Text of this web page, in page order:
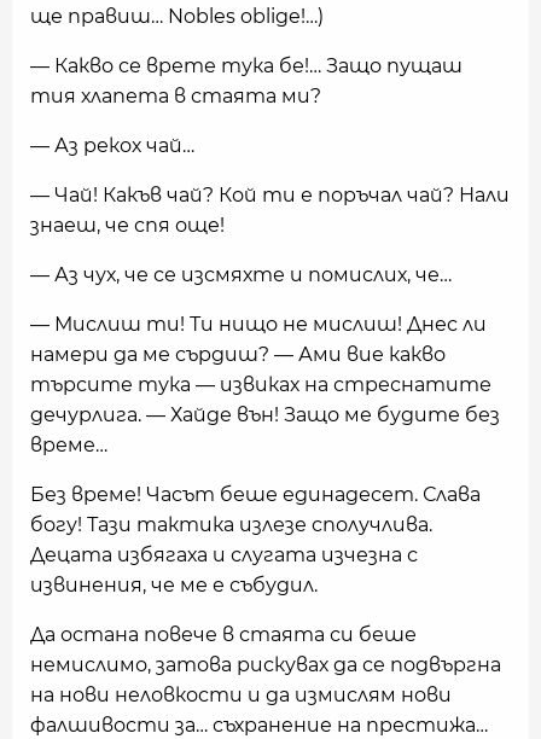
ще правиш… Nobles oblige!…)
— Какво се врете тука бе!… Защо пущаш
тия хлапета в стаята ми?
— Аз рекох чай…
— Чай! Какъв чай? Кой ти е поръчал чай? Нали
знаеш, че спя още!
— Аз чух, че се изсмяхте и помислих, че…
— Мислиш ти! Ти нищо не мислиш! Днес ли
намери да ме сърдиш? — Ами вие какво
търсите тука — извиках на стреснатите
дечурлига. — Хайде вън! Защо ме будите без
време…
Без време! Часът беше единадесет. Слава
богу! Тази тактика излезе сполучлива.
Децата избягаха и слугата изчезна с
извинения, че ме е събудил.
Да остана повече в стаята си беше
немислимо, затова рискувах да се подвъргна
на нови неловкости и да измислям нови
фалшивости за… съхранение на престижа…